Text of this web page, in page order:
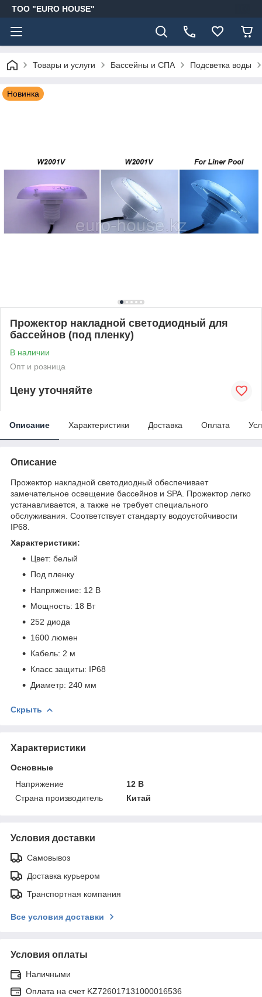
ТОО "EURO HOUSE"
Товары и услуги Бассейны и СПА Подсветка воды
Новинка
Прожектор накладной светодиодный для
бассейнов (под пленку)
В наличии
Опт и розница
Цену уточняйте
Описание Характеристики Доставка Оплата
Описание
Прожектор накладной светодиодный обеспечивает
замечательное освещение бассейнов и SPA. Прожектор легко
устанавливается, а также не требует специального
обслуживания. Соответствует стандарту водоустойчивости
IP68.
Характеристики:
Цвет: белый
Под пленку
Напряжение: 12 В
Мощность: 18 Вт
252 диода
1600 люмен
Кабель: 2 м
Класс защиты: IP68
Диаметр: 240 мм
Скрыть
Характеристики
Основные
Напряжение
12 В
Страна производитель
Китай
Условия доставки
Самовывоз
Доставка курьером
Транспортная компания
Все условия доставки
Условия оплаты
Наличными
Оплата на счет KZ726017131000016536